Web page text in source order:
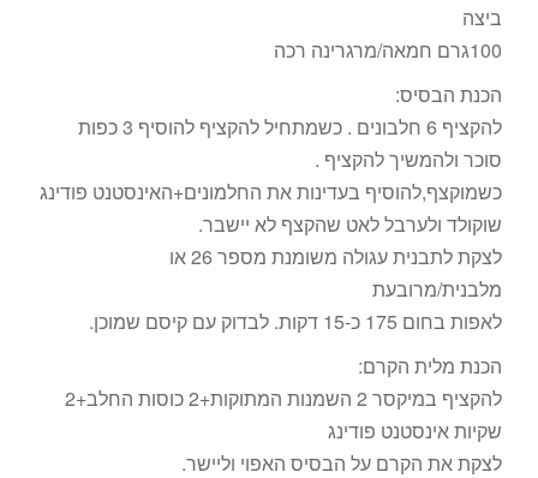
ביצה
100גרם חמאה/מרגרינה רכה
הכנת הבסיס:
להקציף 6 חלבונים . כשמתחיל להקציף להוסיף 3 כפות
סוכר ולהמשיך להקציף .
כשמוקצף,להוסיף בעדינות את החלמונים+האינסטנט פודינג
שוקולד ולערבל לאט שהקצף לא יישבר.
לצקת לתבנית עגולה משומנת מספר 26 או
מלבנית/מרובעת
לאפות בחום 175 כ-15 דקות. לבדוק עם קיסם שמוכן.
הכנת מלית הקרם:
להקציף במיקסר 2 השמנות המתוקות+2 כוסות החלב+2
שקיות אינסטנט פודינג
לצקת את הקרם על הבסיס האפוי וליישר.